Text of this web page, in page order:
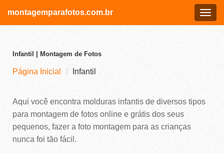
Menu
montagemparafotos.com.br
Infantil | Montagem de Fotos
Página Inicial Infantil
Aqui você encontra molduras infantis de diversos tipos
para montagem de fotos online e grátis dos seus
pequenos, fazer a foto montagem para as crianças
nunca foi tão fácil.